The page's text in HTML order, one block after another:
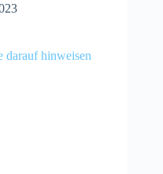
darauf hinweisen